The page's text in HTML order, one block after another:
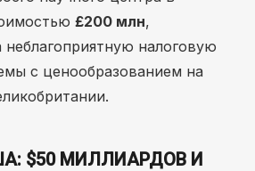
£200 млн,
налоговую
с ценообразованием на
$50 МИЛЛИАРДОВ И